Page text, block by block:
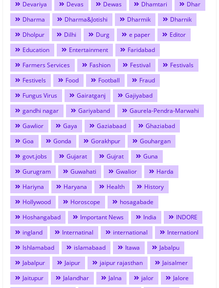
Devariya Devas Dewas Dhamtari
Dhar
Dharma
Dharma&Jotishi Dharmik
Dharnik
Dholpur
Dilhi Durg e paper
Editor
Education
Entertainment
Faridabad
Farmers Services
Fashion Festival
Festivals
Festivels
Food Football
Fraud
Fungus Virus
Gairatganj
Gajiyabad
gandhi nagar
Gariyaband
Gaurela-Pendra-Marwahi
Gawlior
Gaya Gaziabaad
Ghaziabad
Goa
Gonda Gorakhpur
Gouhargan
govt.jobs
Gujarat Gujrat
Guna
Gurugram
Guwahati Gwalior
Harda
Hariyna
Haryana Health
History
Hollywood
Horoscope
hosagabade
Hoshangabad
Important News India
INDORE
ingland
Internatinal international
Internationl
Ishlamabad
islamabaad Itawa
Jabalpu
Jabalpur
Jaipur jaipur rajasthan
Jaisalmer
Jaitupur
Jalandhar Jalna jalor
Jalore